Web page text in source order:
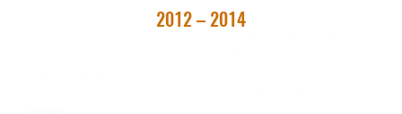
2012 – 2014